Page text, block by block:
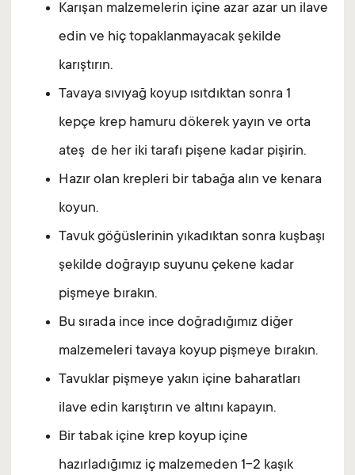
Karışan malzemelerin içine azar azar un ilave
edin ve hiç topaklanmayacak şekilde
karıştırın.
Tavaya sıvıyağ koyup ısıtdıktan sonra 1
kepçe krep hamuru dökerek yayın ve orta
ateş de her iki tarafı pişene kadar pişirin.
Hazır olan krepleri bir tabağa alın ve kenara
koyun.
Tavuk göğüslerinin yıkadıktan sonra kuşbaşı
şekilde doğrayıp suyunu çekene kadar
pişmeye bırakın.
Bu sırada ince ince doğradığımız diğer
malzemeleri tavaya koyup pişmeye bırakın.
Tavuklar pişmeye yakın içine baharatları
ilave edin karıştırın ve altını kapayın.
Bir tabak içine krep koyup içine
hazırladığımız iç malzemeden 1-2 kaşık